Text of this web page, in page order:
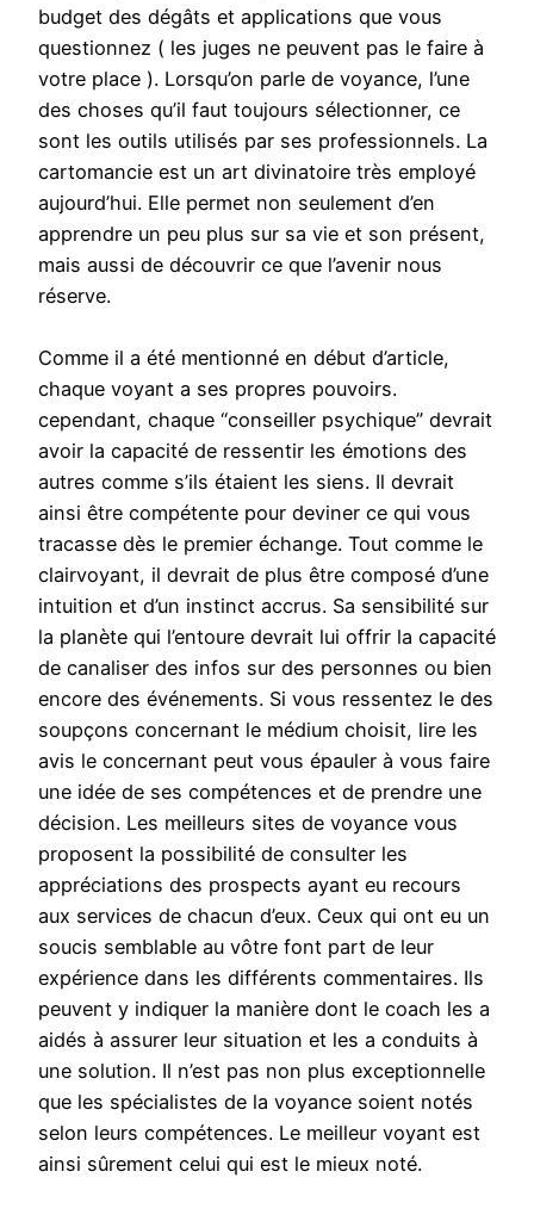
budget des dégâts et applications que vous
questionnez ( les juges ne peuvent pas le faire à
votre place ). Lorsqu’on parle de voyance, l’une
des choses qu’il faut toujours sélectionner, ce
sont les outils utilisés par ses professionnels. La
cartomancie est un art divinatoire très employé
aujourd’hui. Elle permet non seulement d’en
apprendre un peu plus sur sa vie et son présent,
mais aussi de découvrir ce que l’avenir nous
réserve.
Comme il a été mentionné en début d’article,
chaque voyant a ses propres pouvoirs.
cependant, chaque “conseiller psychique” devrait
avoir la capacité de ressentir les émotions des
autres comme s’ils étaient les siens. Il devrait
ainsi être compétente pour deviner ce qui vous
tracasse dès le premier échange. Tout comme le
clairvoyant, il devrait de plus être composé d’une
intuition et d’un instinct accrus. Sa sensibilité sur
la planète qui l’entoure devrait lui offrir la capacité
de canaliser des infos sur des personnes ou bien
encore des événements. Si vous ressentez le des
soupçons concernant le médium choisit, lire les
avis le concernant peut vous épauler à vous faire
une idée de ses compétences et de prendre une
décision. Les meilleurs sites de voyance vous
proposent la possibilité de consulter les
appréciations des prospects ayant eu recours
aux services de chacun d’eux. Ceux qui ont eu un
soucis semblable au vôtre font part de leur
expérience dans les différents commentaires. Ils
peuvent y indiquer la manière dont le coach les a
aidés à assurer leur situation et les a conduits à
une solution. Il n’est pas non plus exceptionnelle
que les spécialistes de la voyance soient notés
selon leurs compétences. Le meilleur voyant est
ainsi sûrement celui qui est le mieux noté.